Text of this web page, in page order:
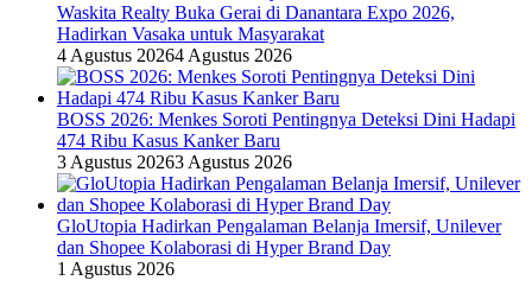
Waskita Realty Buka Gerai di Danantara Expo 2026,
Hadirkan Vasaka untuk Masyarakat
4 Agustus 20264 Agustus 2026
BOSS 2026: Menkes Soroti Pentingnya Deteksi Dini Hadapi
474 Ribu Kasus Kanker Baru
3 Agustus 20263 Agustus 2026
GloUtopia Hadirkan Pengalaman Belanja Imersif, Unilever
dan Shopee Kolaborasi di Hyper Brand Day
1 Agustus 2026